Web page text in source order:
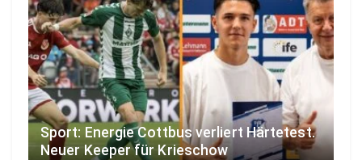
Sport: Energie Cottbus verliert Härtetest.
Neuer Keeper für Krieschow